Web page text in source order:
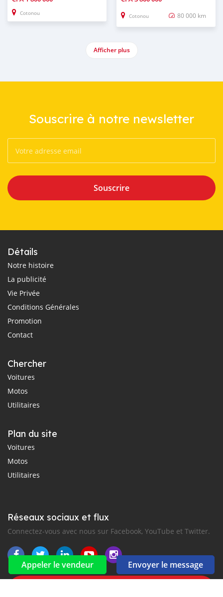
Appeler le vendeur Envoyer le message
Cotonou Cotonou 80 000 km
Afficher plus
Souscrire à notre newsletter
Souscrire
Détails
Notre histoire
La publicité
Vie Privée
Conditions Générales
Promotion
Contact
Chercher
Voitures
Motos
Utilitaires
Plan du site
Voitures
Motos
Utilitaires
Réseaux sociaux et flux
Connectez-vous avec nous sur Facebook, YouTube et Twitter.